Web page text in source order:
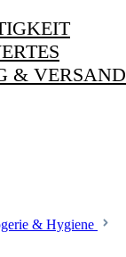
& VERSAND
& Hygiene